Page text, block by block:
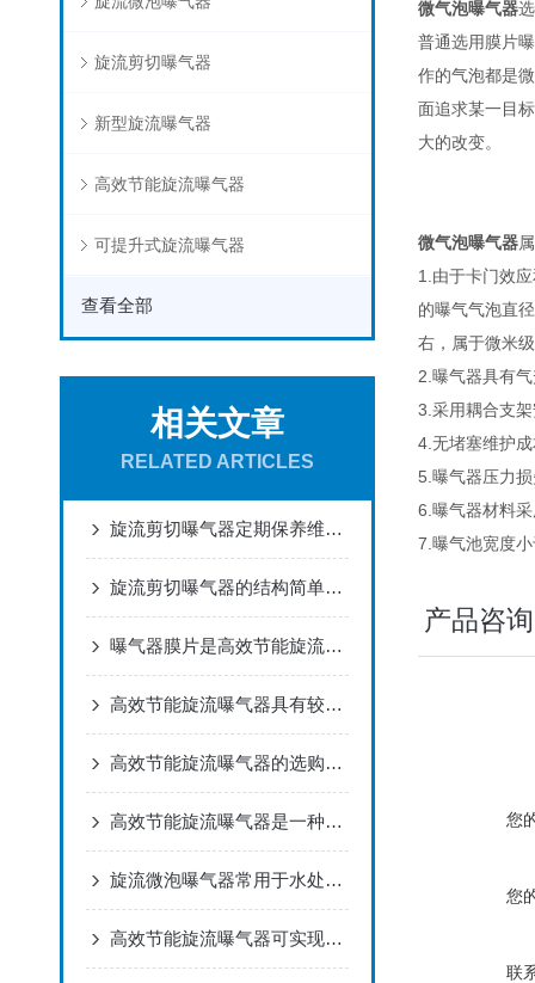
旋流剪切曝气器
新型旋流曝气器
高效节能旋流曝气器
可提升式旋流曝气器
查看全部
相关文章
RELATED ARTICLES
旋流剪切曝气器定期保养维护很有必要
旋流剪切曝气器的结构简单，安装方便
曝气器膜片是高效节能旋流曝气器的核心部件
高效节能旋流曝气器具有较强的抗腐蚀性能
高效节能旋流曝气器的选购指南一起了解下
高效节能旋流曝气器是一种用于污水处理的设备
旋流微泡曝气器常用于水处理和废水处理过程中
高效节能旋流曝气器可实现气液固三相充分混合
微气泡曝气器
普通选用膜片
作的气泡都是
面追求某一目
大的改变。
微气泡曝气器
1.由于卡门效
的曝气气泡直
右，属于微米
2.曝气器具有
3.采用耦合支
4.无堵塞维护
5.曝气器压力
6.曝气器材料
7.曝气池宽度
产品咨询
您
您
联